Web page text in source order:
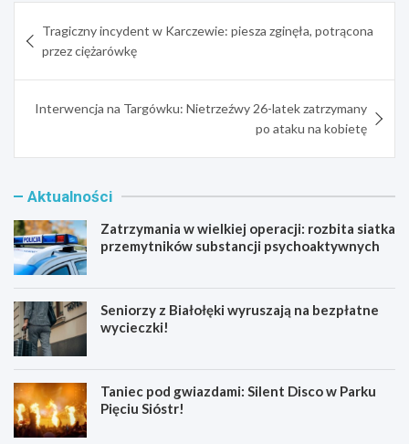
wpisu
Tragiczny incydent w Karczewie: piesza zginęła, potrącona
przez ciężarówkę
Interwencja na Targówku: Nietrzeźwy 26-latek zatrzymany
po ataku na kobietę
Aktualności
Zatrzymania w wielkiej operacji: rozbita siatka
przemytników substancji psychoaktywnych
Seniorzy z Białołęki wyruszają na bezpłatne
wycieczki!
Taniec pod gwiazdami: Silent Disco w Parku
Pięciu Sióstr!